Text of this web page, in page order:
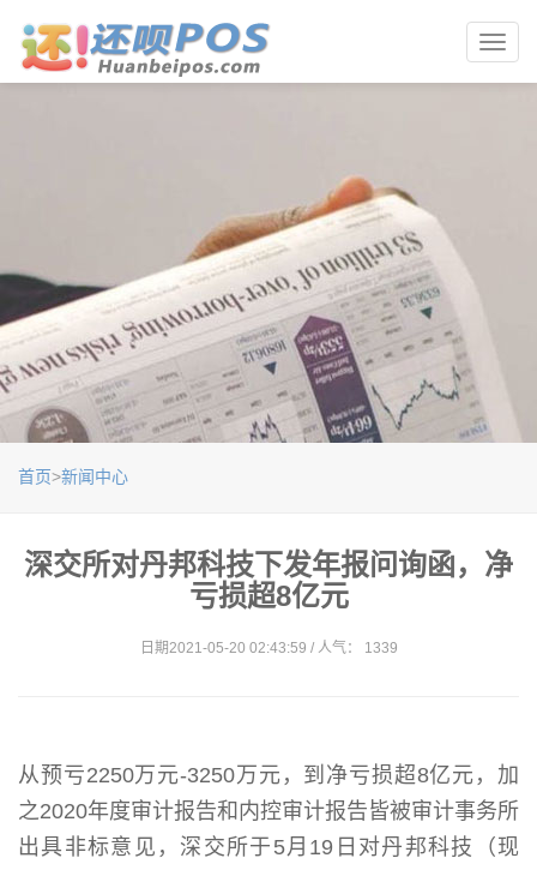
首页>新闻中心
深交所对丹邦科技下发年报问询函，净
亏损超8亿元
日期2021-05-20 02:43:59 / 人气： 1339
从预亏2250万元-3250万元，到净亏损超8亿元，加
之2020年度审计报告和内控审计报告皆被审计事务所
出具非标意见，深交所于5月19日对丹邦科技（现